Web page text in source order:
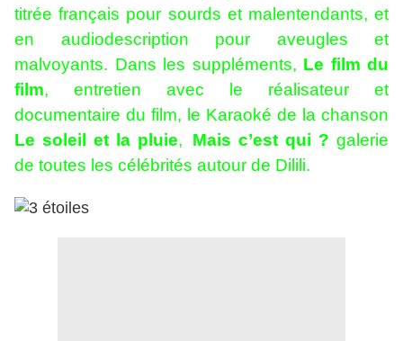
titrée français pour sourds et malentendants, et
en audiodescription pour aveugles et
malvoyants. Dans les suppléments, Le film du
film, entretien avec le réalisateur et
documentaire du film, le Karaoké de la chanson
Le soleil et la pluie, Mais c’est qui ? galerie
de toutes les célébrités autour de Dilili.